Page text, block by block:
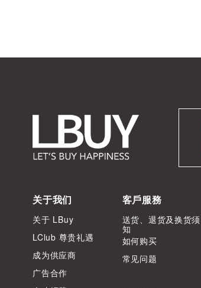
关于我们
关于 LBuy
LClub 尊贵礼遇
成为供应商
广告合作
客戶服務
送货、退货及换货须
知
如何购买
常见问题